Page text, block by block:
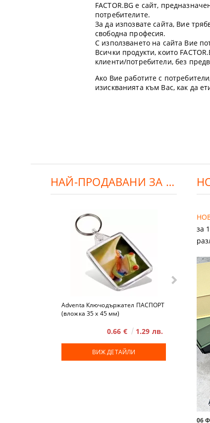
FACTOR.BG е сайт,
потребителите.
За да изпозвате сайта, Вие
свободна професия.
С използването на сайта Вие
Всички продукти, които
клиенти/потребители, без
Ако Вие работите с
изискванията към Вас, как да
НАЙ-ПРОДАВАНИ ЗА ДЕНЯ:
Adventa Ключодържател ПАСПОРТ
(вложка 35 x 45 мм)
0.66 € 1.29 лв.
ВИЖ ДЕТАЙЛИ
за
06